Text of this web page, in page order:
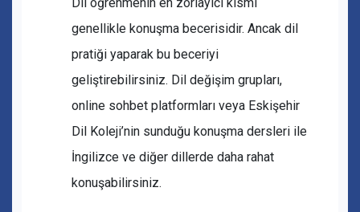
genellikle konuşma becerisidir. Ancak dil
pratiği yaparak bu beceriyi
geliştirebilirsiniz. Dil değişim grupları,
online sohbet platformları veya Eskişehir
Dil Koleji’nin sunduğu konuşma dersleri ile
İngilizce ve diğer dillerde daha rahat
konuşabilirsiniz.